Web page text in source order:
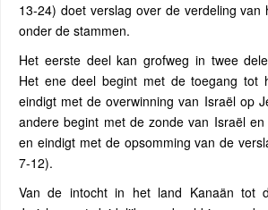
13-24) doet verslag over de verdeling
onder de stammen.
Het eerste deel kan grofweg in twee
Het ene deel begint met de toegang tot
eindigt met de overwinning van Israël op
andere begint met de zonde van Israël
en eindigt met de opsomming van de
7-12).
Van de intocht in het land Kanaän tot